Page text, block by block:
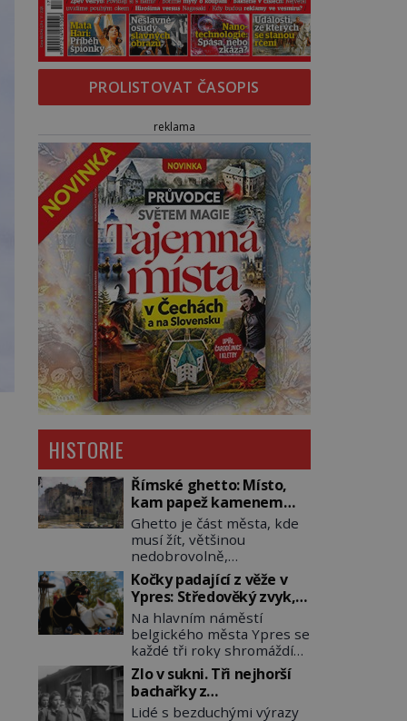
PROLISTOVAT ČASOPIS
reklama
HISTORIE
Římské ghetto: Místo,
kam papež kamenem
dohodil
Ghetto je část města, kde
musí žít, většinou
nedobrovolně,
náboženská, rasová nebo
národnostní menšina
obyvatel. Bohaté
historické zkušenosti mají
s takovým životem Židé. Už
od středověku jsou totiž v
každou chvíli nuceni v
nějakém žít. Mezi ty
nejslavnější patří i římské
Kočky padající z věže v
Ypres: Středověký zvyk,
který dodnes budí
rozpaky
Na hlavním náměstí
belgického města Ypres se
každé tři roky shromáždí
tisíce lidí. Z věže slavné
tržnice létají do davu
kočky, diváci jásají a snaží
se je chytit. Naštěstí už
Zlo v sukni. Tři nejhorší
bachařky z
koncentračních táborů
Lidé s bezduchými výrazy